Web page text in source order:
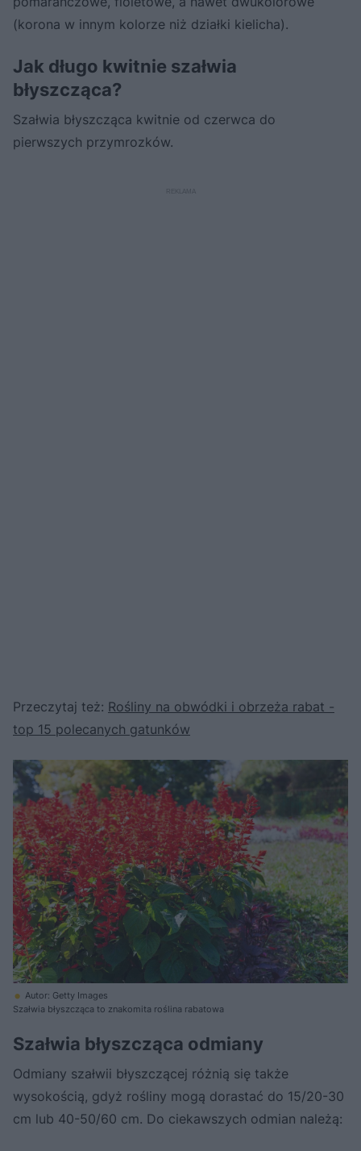
(korona w innym kolorze niż działki kielicha).
Jak długo kwitnie szałwia
błyszcząca?
Szałwia błyszcząca kwitnie od czerwca do
pierwszych przymrozków.
Przeczytaj też: Rośliny na obwódki i obrzeża rabat -
top 15 polecanych gatunków
Autor: Getty Images
Szałwia błyszcząca to znakomita roślina rabatowa
Szałwia błyszcząca odmiany
Odmiany szałwii błyszczącej różnią się także
wysokością, gdyż rośliny mogą dorastać do 15/20-30
cm lub 40-50/60 cm. Do ciekawszych odmian należą: